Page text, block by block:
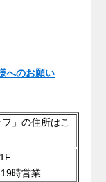
へのお願い
」の住所はこ
時営業